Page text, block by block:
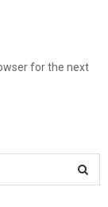
for the next